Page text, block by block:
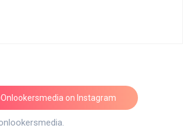
on Instagram
Follow on Instagram